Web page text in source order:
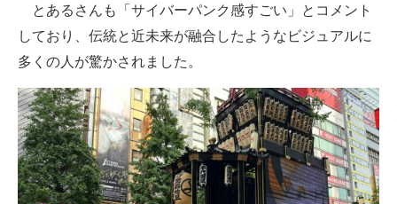
とあるさんも「サイバーパンク感すごい」とコメント
しており、伝統と近未来が融合したようなビジュアルに
多くの人が驚かされました。